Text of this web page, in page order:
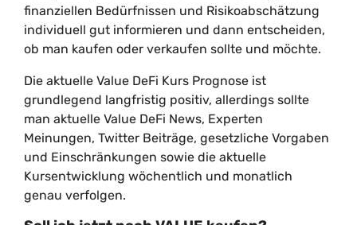
finanziellen Bedürfnissen und Risikoabschätzung
individuell gut informieren und dann entscheiden,
ob man kaufen oder verkaufen sollte und möchte.
Die aktuelle Value DeFi Kurs Prognose ist
grundlegend langfristig positiv, allerdings sollte
man aktuelle Value DeFi News, Experten
Meinungen, Twitter Beiträge, gesetzliche Vorgaben
und Einschränkungen sowie die aktuelle
Kursentwicklung wöchentlich und monatlich
genau verfolgen.